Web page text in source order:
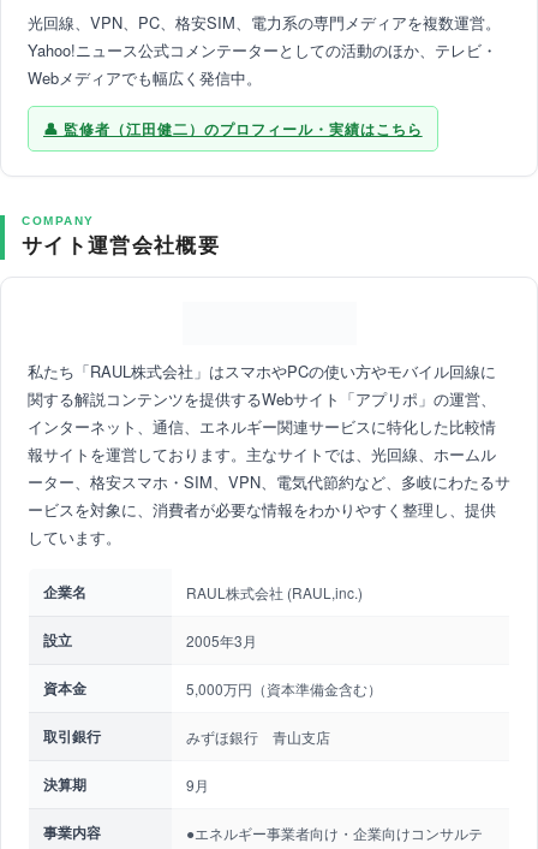
光回線、VPN、PC、格安SIM、電力系の専門メディアを複数運営。
Yahoo!ニュース公式コメンテーターとしての活動のほか、テレビ・
Webメディアでも幅広く発信中。
監修者（江田健二）のプロフィール・実績はこちら
COMPANY
サイト運営会社概要
私たち「RAUL株式会社」はスマホやPCの使い方やモバイル回線に
関する解説コンテンツを提供するWebサイト「アプリポ」の運営、
インターネット、通信、エネルギー関連サービスに特化した比較情
報サイトを運営しております。主なサイトでは、光回線、ホームル
ーター、格安スマホ・SIM、VPN、電気代節約など、多岐にわたるサ
ービスを対象に、消費者が必要な情報をわかりやすく整理し、提供
しています。
企業名 RAUL株式会社 (RAUL,inc.)
設立 2005年3月
資本金 5,000万円（資本準備金含む）
取引銀行 みずほ銀行 青山支店
決算期 9月
事業内容
●エネルギー事業者向け・企業向けコンサルテ